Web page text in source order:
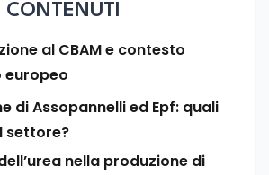
CONTENUTI
al CBAM e contesto
di Assopannelli ed Epf: quali
settore?
nella produzione di